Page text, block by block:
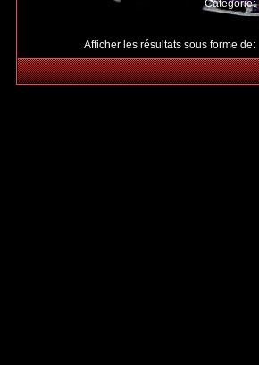
Catégorie:
Afficher les résultats sous forme de: